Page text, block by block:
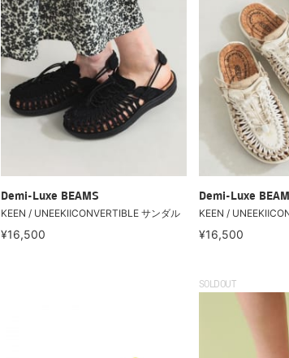
Demi-Luxe BEAMS
KEEN / UNEEKⅡCONVERTIBLE サンダル
¥16,500
Demi-Luxe
KEEN /
¥16,500
SOLDOUT